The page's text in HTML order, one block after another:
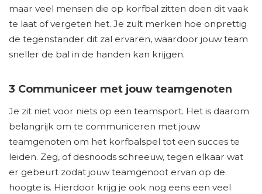
maar veel mensen die op korfbal zitten doen dit vaak
te laat of vergeten het. Je zult merken hoe onprettig
de tegenstander dit zal ervaren, waardoor jouw team
sneller de bal in de handen kan krijgen.
3 Communiceer met jouw teamgenoten
Je zit niet voor niets op een teamsport. Het is daarom
belangrijk om te communiceren met jouw
teamgenoten om het korfbalspel tot een succes te
leiden. Zeg, of desnoods schreeuw, tegen elkaar wat
er gebeurt zodat jouw teamgenoot ervan op de
hoogte is. Hierdoor krijg je ook nog eens een veel